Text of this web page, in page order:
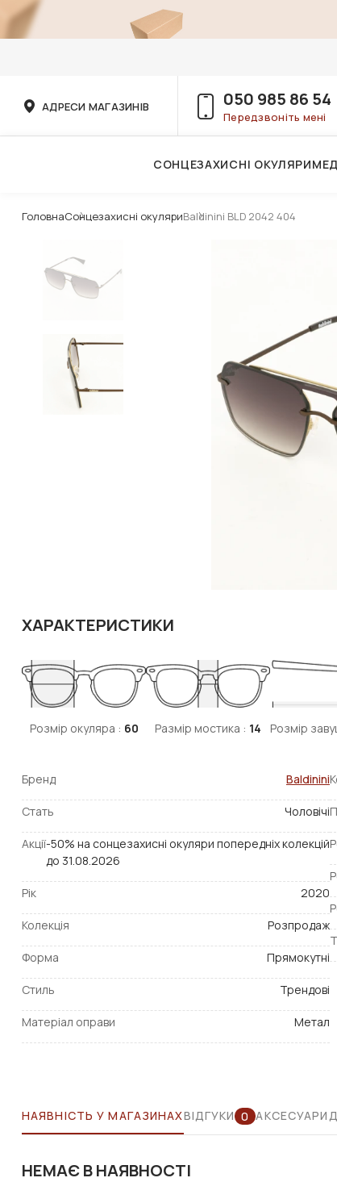
АДРЕСИ МАГАЗИНІВ 050 985 86 54
Передзвоніть мені
СОНЦЕЗАХИСНІ ОКУЛЯРИ
ГоловнаСонцезахисні окуляриBaldinini BLD 2042 404
ХАРАКТЕРИСТИКИ
Розмір окуляра : 60 Размір мостика : 14 Розмір
Бренд Baldinini
Стать Чоловічі
Акції-50% на сонцезахисні окуляри попередніх колекцій
до 31.08.2026
Рік 2020
Колекція Розпродаж
Форма Прямокутні
Стиль Трендові
Матеріал оправи Метал
НАЯВНІСТЬ У МАГАЗИНАХВІДГУКИ 0 АКСЕСУАРИ
НЕМАЄ В НАЯВНОСТІ